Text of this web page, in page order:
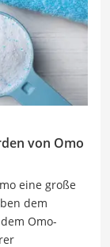
von Omo
eine große
dem
Omo-